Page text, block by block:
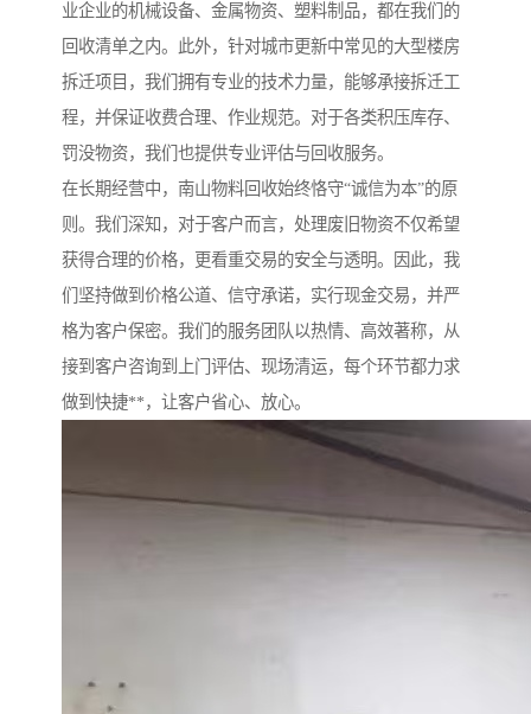
业企业的机械设备、金属物资、塑料制品，都在我们的
回收清单之内。此外，针对城市更新中常见的大型楼房
拆迁项目，我们拥有专业的技术力量，能够承接拆迁工
程，并保证收费合理、作业规范。对于各类积压库存、
罚没物资，我们也提供专业评估与回收服务。
在长期经营中，南山物料回收始终恪守“诚信为本”的原
则。我们深知，对于客户而言，处理废旧物资不仅希望
获得合理的价格，更看重交易的安全与透明。因此，我
们坚持做到价格公道、信守承诺，实行现金交易，并严
格为客户保密。我们的服务团队以热情、高效著称，从
接到客户咨询到上门评估、现场清运，每个环节都力求
做到快捷**，让客户省心、放心。